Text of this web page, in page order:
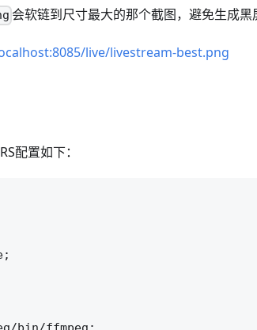
会软链到尺寸最大的那个截图，避免生成黑
live/livestream-best.png
配置如下：